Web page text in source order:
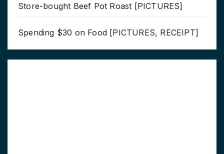
Store-bought Beef Pot Roast [PICTURES]
Spending $30 on Food [PICTURES, RECEIPT]